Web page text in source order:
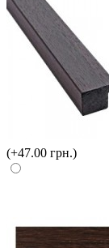
(+47.00 грн.)